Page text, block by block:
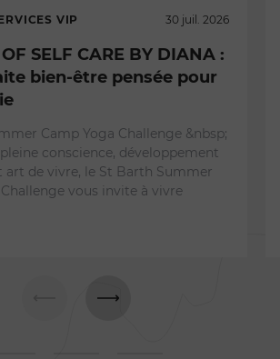
VIP 30 juil. 2026
SELF CARE BY DIANA :
bien-être pensée pour
Camp Yoga Challenge &nbsp;
conscience, développement
art de vivre, le St Barth Summer
vous invite à vivre